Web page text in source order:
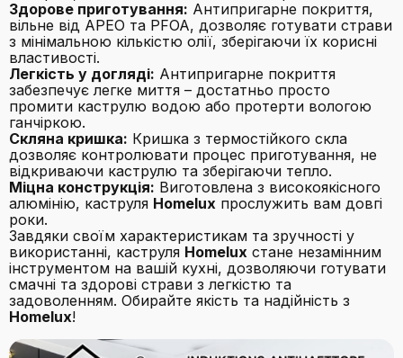
Здорове приготування: Антипригарне покриття,
вільне від APEO та PFOA, дозволяє готувати страви
з мінімальною кількістю олії, зберігаючи їх корисні
властивості.
Легкість у догляді: Антипригарне покриття
забезпечує легке миття – достатньо просто
промити каструлю водою або протерти вологою
ганчіркою.
Скляна кришка: Кришка з термостійкого скла
дозволяє контролювати процес приготування, не
відкриваючи каструлю та зберігаючи тепло.
Міцна конструкція: Виготовлена з високоякісного
алюмінію, каструля Homelux прослужить вам довгі
роки.
Завдяки своїм характеристикам та зручності у
використанні, каструля Homelux стане незамінним
інструментом на вашій кухні, дозволяючи готувати
смачні та здорові страви з легкістю та
задоволенням. Обирайте якість та надійність з
Homelux!